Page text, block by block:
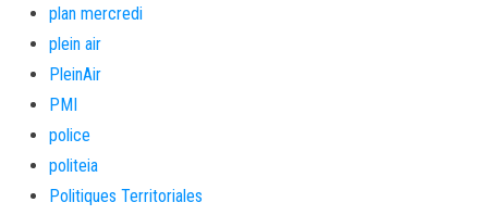
plan mercredi
plein air
PleinAir
PMI
police
politeia
Politiques Territoriales